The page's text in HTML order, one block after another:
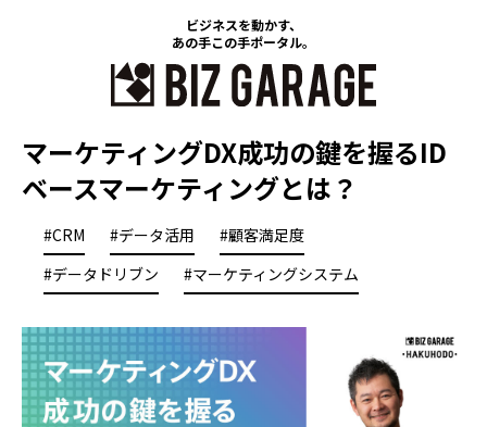
ビジネスを動かす、
あの手この手ポータル。
マーケティングDX成功の鍵を握るID
ベースマーケティングとは？
#CRM #データ活用
#顧客満足度
#データドリブン
#マーケティングシステム